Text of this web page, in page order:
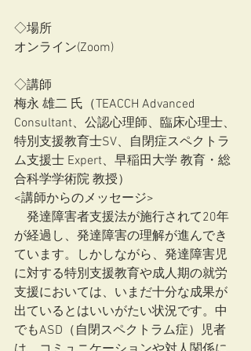
◇場所
オンライン(Zoom)
◇講師
梅永 雄二 氏（TEACCH Advanced
Consultant、公認心理師、臨床心理士、
特別支援教育士SV、自閉症スペクトラ
ム支援士 Expert、早稲田大学 教育・総
合科学学術院 教授）
<講師からのメッセージ>
発達障害者支援法が施行されて20年
が経過し、発達障害の理解が進んでき
ています。しかしながら、発達障害児
に対する特別支援教育や成人期の就労
支援においては、いまだ十分な成果が
出ているとはいいがたい状況です。中
でもASD（自閉スペクトラム症）児者